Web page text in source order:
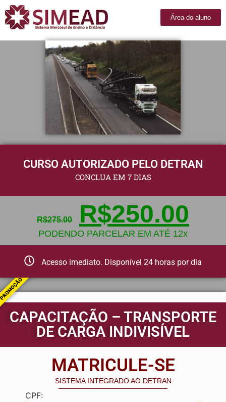
Área do aluno
CURSO AUTORIZADO PELO DETRAN
CONCLUA EM 7 DIAS
R$275.00 R$250.00
PODENDO PARCELAR EM ATÉ 12x
Acesso imediato. Disponível 24 horas por dia
CAPACITAÇÃO – TRANSPORTE
DE CARGA INDIVISÍVEL
MATRICULE-SE
SISTEMA INTEGRADO AO DETRAN
CPF: